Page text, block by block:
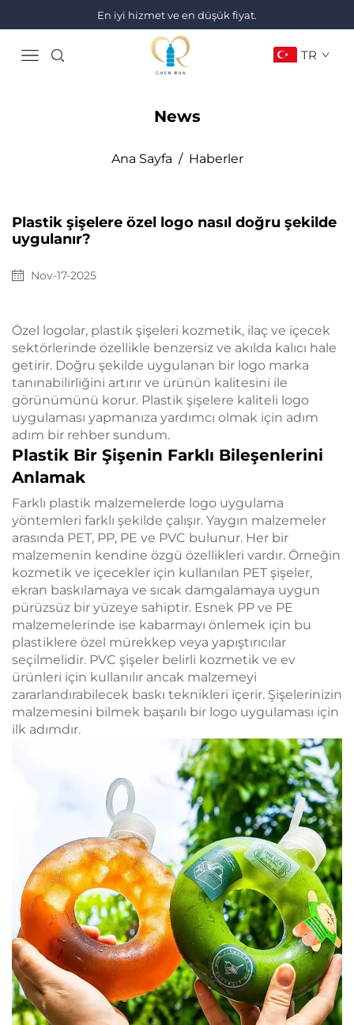
En iyi hizmet ve en düşük fiyat.
TR
Ana Sayfa / Haberler
News
Plastik şişelere özel logo nasıl doğru şekilde
uygulanır?
Nov-17-2025
Özel logolar, plastik şişeleri kozmetik, ilaç ve içecek
sektörlerinde özellikle benzersiz ve akılda kalıcı hale
getirir. Doğru şekilde uygulanan bir logo marka
tanınabilirliğini artırır ve ürünün kalitesini ile
görünümünü korur. Plastik şişelere kaliteli logo
uygulaması yapmanıza yardımcı olmak için adım
adım bir rehber sundum.
Plastik Bir Şişenin Farklı Bileşenlerini
Anlamak
Farklı plastik malzemelerde logo uygulama
yöntemleri farklı şekilde çalışır. Yaygın malzemeler
arasında PET, PP, PE ve PVC bulunur. Her bir
malzemenin kendine özgü özellikleri vardır. Örneğin
kozmetik ve içecekler için kullanılan PET şişeler,
ekran baskılamaya ve sıcak damgalamaya uygun
pürüzsüz bir yüzeye sahiptir. Esnek PP ve PE
malzemelerinde ise kabarmayı önlemek için bu
plastiklere özel mürekkep veya yapıştırıcılar
seçilmelidir. PVC şişeler belirli kozmetik ve ev
ürünleri için kullanılır ancak malzemeyi
zararlandırabilecek baskı teknikleri içerir. Şişelerinizin
malzemesini bilmek başarılı bir logo uygulaması için
ilk adımdır.